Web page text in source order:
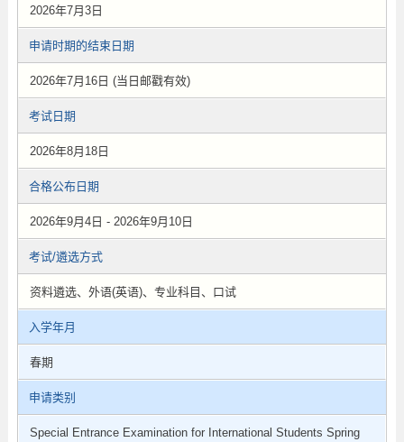
2026年7月3日
申请时期的结束日期
2026年7月16日 (当日邮戳有效)
考试日期
2026年8月18日
合格公布日期
2026年9月4日 - 2026年9月10日
考试/遴选方式
资料遴选、外语(英语)、专业科目、口试
入学年月
春期
申请类别
Special Entrance Examination for International Students Spring